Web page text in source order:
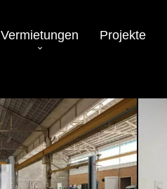
Vermietungen Projekte